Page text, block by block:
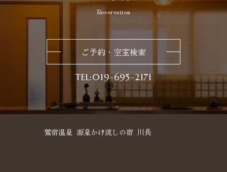
Reservation
ご予約・空室検索
019-695-2171
鶯宿温泉 源泉かけ流しの宿 川長